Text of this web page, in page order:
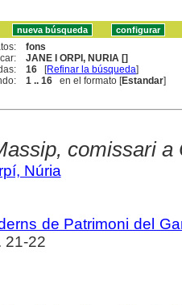
fons
JANE I ORPI, NURIA []
16 [Refinar la búsqueda]
1 .. 16 en el formato [Estandar]
comissari a
Núria
de Patrimoni del
21-22